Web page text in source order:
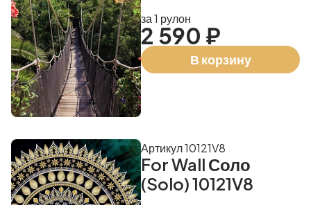
за 1 рулон
2 590 ₽
В корзину
For Wall Соло
(Solo) 10121V8
Артикул 10121V8